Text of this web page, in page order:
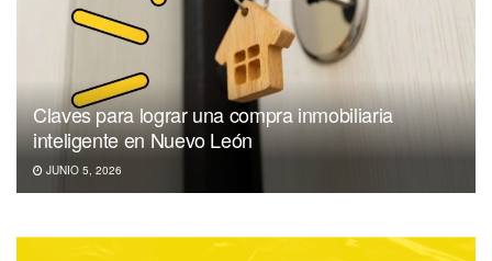
Claves para lograr una compra inmobiliaria
inteligente en Nuevo León
JUNIO 5, 2026